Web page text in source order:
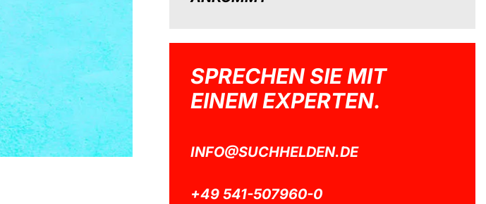
SPRECHEN SIE MIT
EINEM EXPERTEN.
INFO@SUCHHELDEN.DE
+49 541-507960-0